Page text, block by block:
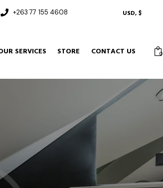
+263 77 155 4608 USD, $
SERVICES STORE CONTACT US 0